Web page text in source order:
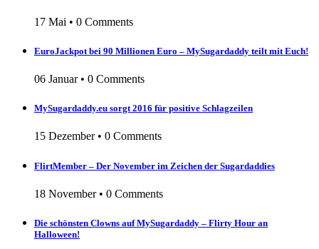
17 Mai • 0 Comments
EuroJackpot bei 90 Millionen Euro – MySugardaddy teilt mit Euch!
06 Januar• 0 Comments
MySugardaddy.eu sorgt 2016 für positive Schlagzeilen
15 Dezember• 0 Comments
FlirtMember – Der November im Zeichen der Sugardaddies
18 November• 0 Comments
Die schönsten Clowns auf MySugardaddy – Flirty Hour an
Halloween!